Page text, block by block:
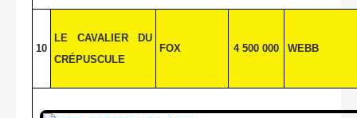
10
LE CAVALIER DU
CRÉPUSCULE
FOX 4 500 000 WEBB